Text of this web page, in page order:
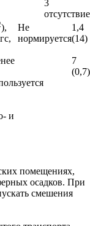
3
отсутствие
),
Не
нормируется
1,4
(14)
7
(0,7)
и
помещениях,
осадков. При
смешения